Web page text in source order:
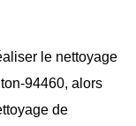
le nettoyage
94460, alors
de